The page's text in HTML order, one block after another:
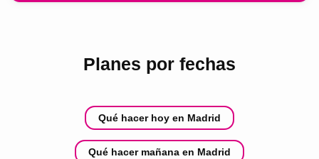
Planes por fechas
Qué hacer hoy en Madrid
Qué hacer mañana en Madrid